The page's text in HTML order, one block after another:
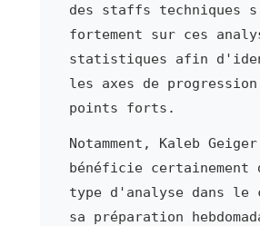
des staffs techniques
fortement sur ces
statistiques afin
les axes de
points forts.
Notamment, Kaleb Geiger
bénéficie certainement
type d'analyse dans le
sa préparation